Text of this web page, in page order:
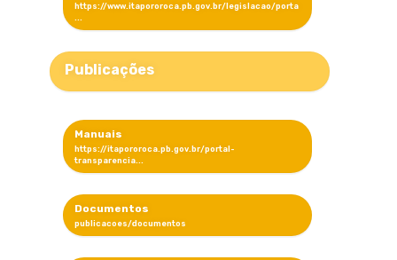
Publicações
Manuais
Documentos